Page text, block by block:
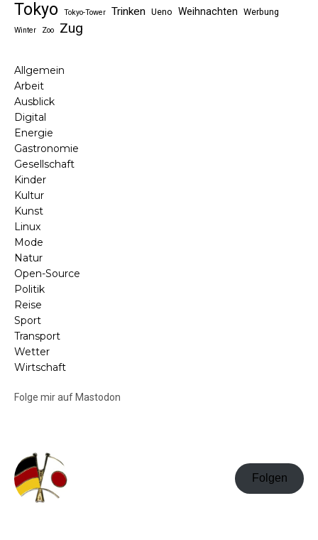
Tokyo Tokyo-Tower Trinken Ueno Weihnachten Werbung
Winter Zoo Zug
Allgemein
Arbeit
Ausblick
Digital
Energie
Gastronomie
Gesellschaft
Kinder
Kultur
Kunst
Linux
Mode
Natur
Open-Source
Politik
Reise
Sport
Transport
Wetter
Wirtschaft
Folge mir auf Mastodon
Folgen